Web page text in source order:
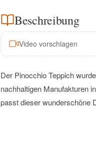
Beschreibung
Video vorschlagen
Der Pinocchio Teppich
nachhaltigen Manufakturen
passt dieser wunderschöne